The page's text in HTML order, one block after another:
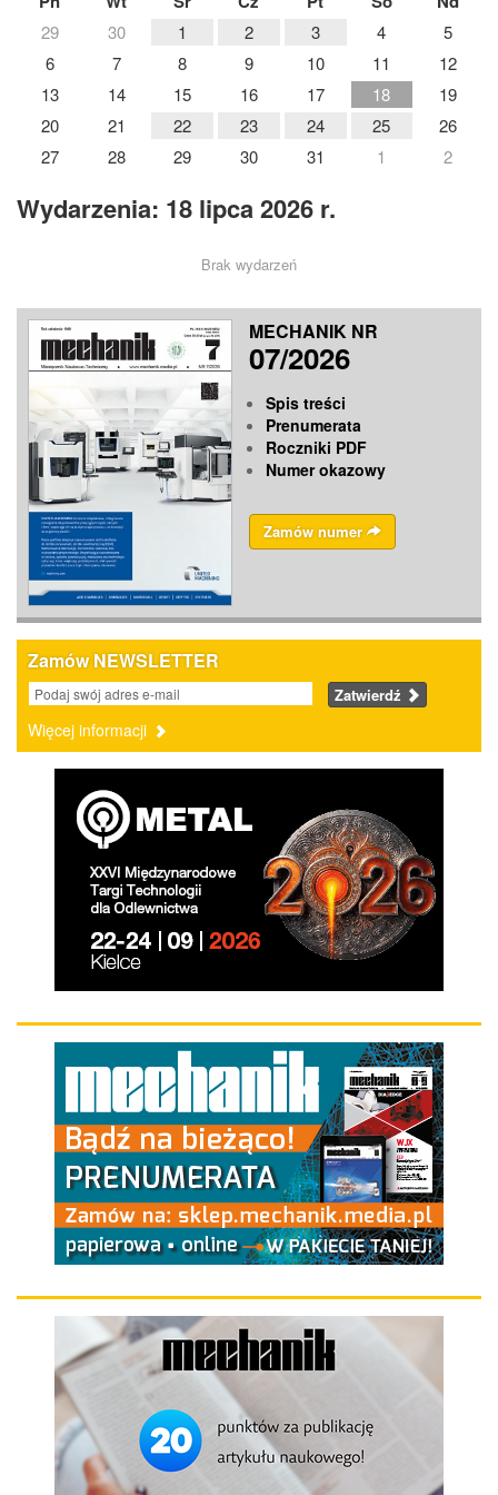
29 30 1 2 3 4
5
6
7 8 9 10 11
12
13
14 15 16 17 18
19
20
21 22 23 24 25
26
27
28 29 30 31 1 2
Wydarzenia: 18 lipca 2026 r.
Brak wydarzeń
MECHANIK NR
07/2026
Spis treści
Prenumerata
Roczniki PDF
Numer okazowy
Zamów numer
Zamów NEWSLETTER
Zatwierdź
Więcej informacji